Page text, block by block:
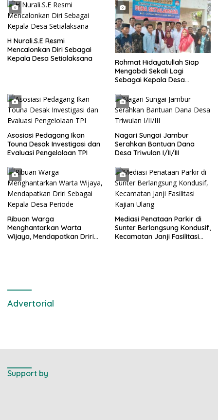
H Nurali.S.E Resmi
Mencalonkan Diri Sebagai
Kepala Desa Setialaksana
Rohmat Hidayatullah Siap
Mengabdi Sekali Lagi
Sebagai Kepala Desa
Asosiasi Pedagang Ikan
Touna Desak Investigasi dan
Evaluasi Pengelolaan TPI
Nagari Sungai Jambur
Serahkan Bantuan Dana
Desa Triwulan I/II/III
Ribuan Warga
Menghantarkan Warta
Wijaya, Mendapatkan Driri
Mediasi Penataan Parkir di
Sunter Berlangsung Kondusif,
Kecamatan Janji Fasilitasi
Advertorial
Support by